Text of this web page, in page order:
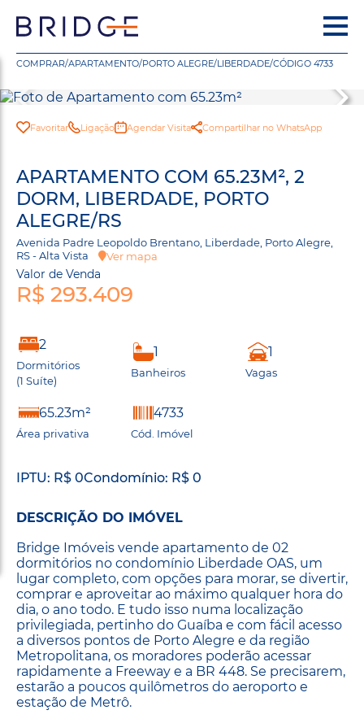
COMPRAR/APARTAMENTO/PORTO ALEGRE/LIBERDADE/CÓDIGO 4733
Favoritar Ligação Agendar Visita Compartilhar no WhatsApp
APARTAMENTO COM 65.23M², 2
DORM, LIBERDADE, PORTO
ALEGRE/RS
Avenida Padre Leopoldo Brentano, Liberdade, Porto Alegre,
RS - Alta Vista
Ver mapa
Valor de Venda
R$ 293.409
2
Dormitórios
(1 Suíte)
1
Banheiros
1
Vagas
65.23m²
Área privativa
4733
Cód. Imóvel
IPTU: R$ 0Condomínio: R$ 0
DESCRIÇÃO DO IMÓVEL
Bridge Imóveis vende apartamento de 02
dormitórios no condomínio Liberdade OAS, um
lugar completo, com opções para morar, se divertir,
comprar e aproveitar ao máximo qualquer hora do
dia, o ano todo. E tudo isso numa localização
privilegiada, pertinho do Guaíba e com fácil acesso
a diversos pontos de Porto Alegre e da região
Metropolitana, os moradores poderão acessar
rapidamente a Freeway e a BR 448. Se precisarem,
estarão a poucos quilômetros do aeroporto e
estação de Metrô.